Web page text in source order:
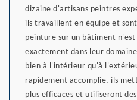
dizaine d'artisans peintres
ils travaillent en équipe et
peinture sur un bâtiment
exactement dans leur
bien à l'intérieur qu'à
rapidement accomplie, ils
plus efficaces et utiliseront